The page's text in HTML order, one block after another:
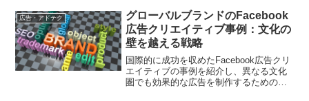
広告・アドテク
グローバルブランドのFacebook
広告クリエイティブ事例：文化の
壁を越える戦略
国際的に成功を収めたFacebook広告クリ
エイティブの事例を紹介し、異なる文化
圏でも効果的な広告を制作するためのポ